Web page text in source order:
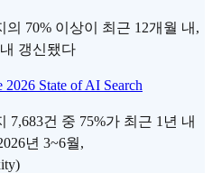
70% 이상이 최근 12개월 내,
갱신됐다
State of AI Search
7,683건 중 75%가 최근 1년 내
년 3~6월,